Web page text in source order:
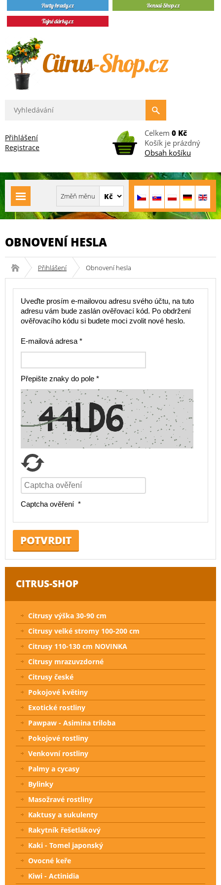
Přihlášení
Registrace
Celkem 0 Kč
Košík je prázdný
Obsah košíku
OBNOVENÍ HESLA
Přihlášení Obnovení hesla
Uveďte prosím e-mailovou adresu svého účtu, na tuto
adresu vám bude zaslán ověřovací kód. Po obdržení
ověřovacího kódu si budete moci zvolit nové heslo.
E-mailová adresa *
Přepište znaky do pole *
Captcha ověření *
POTVRDIT
CITRUS-SHOP
Citrusy výška 30-90 cm
Citrusy velké stromy 100-200 cm
Citrusy 110-130 cm NOVINKA
Citrusy mrazuvzdorné
Citrusy české
Pokojové květiny
Exotické rostliny
Pawpaw - Asimina triloba
Pokojové rostliny
Venkovní rostliny
Palmy a cycasy
Bylinky
Masožravé rostliny
Kaktusy a sukulenty
Rakytník řešetlákový
Kaki - Tomel japonský
Ovocné keře
Kiwi - Actinidia